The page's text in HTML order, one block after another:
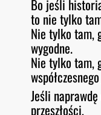
Bo jeśli
to nie tylko
Nie tylko tam,
wygodne.
Nie tylko tam,
Jeśli
przeszłości,